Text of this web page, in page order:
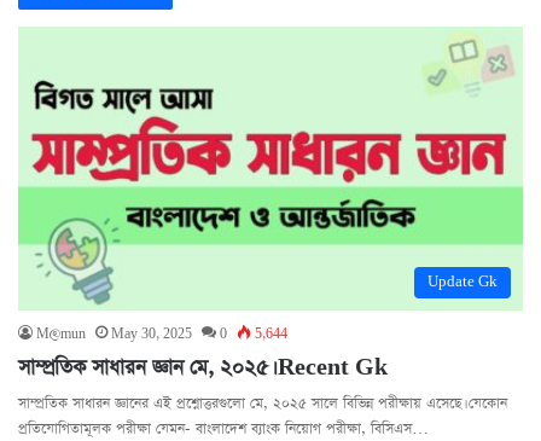
Update Gk
M@mun May 30, 2025 0 5,644
সাম্প্রতিক সাধারন জ্ঞান মে, ২০২৫। Recent Gk
সাম্প্রতিক সাধারন জ্ঞানের এই প্রশ্নোত্তরগুলো মে, ২০২৫ সালে বিভিন্ন পরীক্ষায় এসেছে। যেকোন
প্রতিযোগিতামূলক পরীক্ষা যেমন- বাংলাদেশ ব্যাংক নিয়োগ পরীক্ষা, বিসিএস…